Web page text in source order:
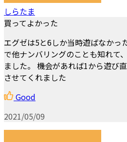
しらたま
買ってよかった
エグゼは5と6しか当時遊ばなかっ
で他ナンバリングのことも知れて
ました。 機会があれば1から遊び
させてくれました
Good
2021/05/09